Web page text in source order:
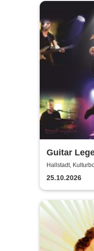
Guitar
Greatest
Hallstadt,
25.10.2026